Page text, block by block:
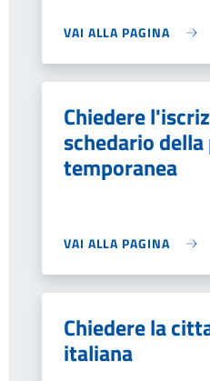
VAI ALLA PAGINA
Chiedere
schedario
temporanea
VAI ALLA PAGINA
Chiedere la
italiana